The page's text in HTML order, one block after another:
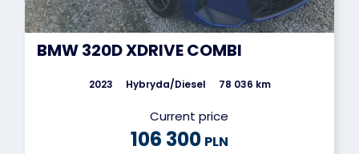
BMW 320D XDRIVE COMBI
2023 Hybryda/Diesel 78 036 km
Current price
106 300 PLN